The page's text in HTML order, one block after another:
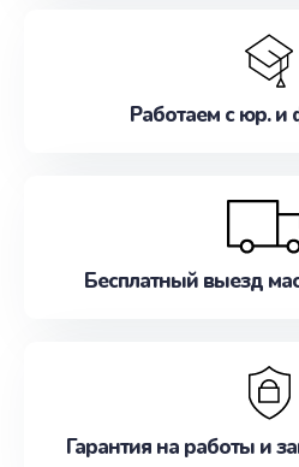
Работаем с юр. и
Бесплатный выезд
Гарантия на работы и